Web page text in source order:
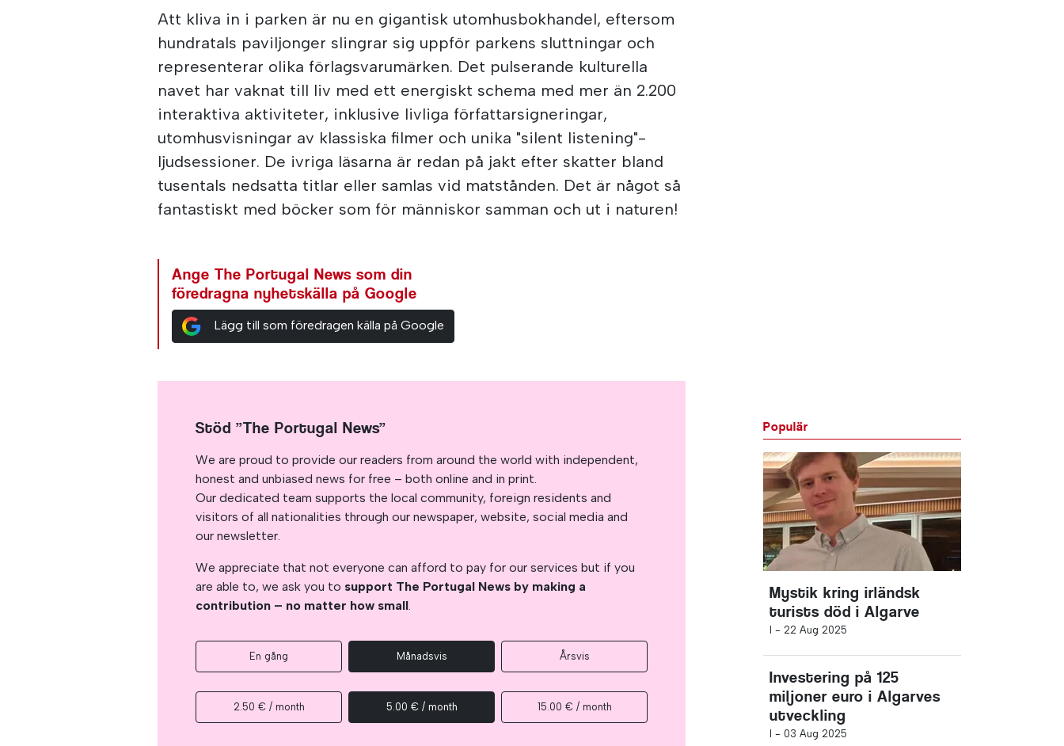
Att kliva in i parken är nu en gigantisk utomhusbokhandel, eftersom
hundratals paviljonger slingrar sig uppför parkens sluttningar och
representerar olika förlagsvarumärken. Det pulserande kulturella
navet har vaknat till liv med ett energiskt schema med mer än 2.200
interaktiva aktiviteter, inklusive livliga författarsigneringar,
utomhusvisningar av klassiska filmer och unika "silent listening"-
ljudsessioner. De ivriga läsarna är redan på jakt efter skatter bland
tusentals nedsatta titlar eller samlas vid matstånden. Det är något så
fantastiskt med böcker som för människor samman och ut i naturen!
Ange The Portugal News som din
föredragna nyhetskälla på Google
Lägg till som föredragen källa på Google
Stöd ”The Portugal News”
We are proud to provide our readers from around the world with independent,
honest and unbiased news for free – both online and in print.
Our dedicated team supports the local community, foreign residents and
visitors of all nationalities through our newspaper, website, social media and
our newsletter.
We appreciate that not everyone can afford to pay for our services but if you
are able to, we ask you to support The Portugal News by making a
contribution – no matter how small.
En gång Månadsvis Årsvis
2.50 € / month 5.00 € / month 15.00 € / month
Populär
Mystik kring irländsk
turists död i Algarve
I - 22 Aug 2025
Investering på 125
miljoner euro i Algarves
utveckling
I - 03 Aug 2025